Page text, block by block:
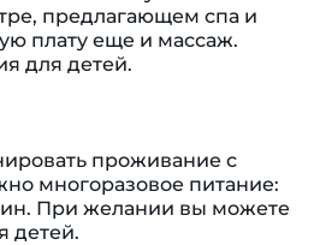
предлагающем спа и
плату еще и массаж.
для детей.
проживание с
многоразовое питание:
При желании вы можете
детей.